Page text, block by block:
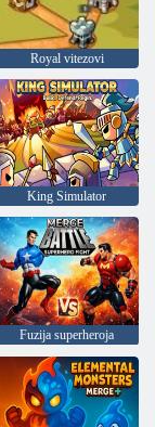
Royal vitezovi
King Simulator
Fuzija superheroja